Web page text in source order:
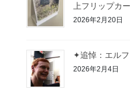
上フリップカ
2026年2月20日
✦追悼：エル
2026年2月4日